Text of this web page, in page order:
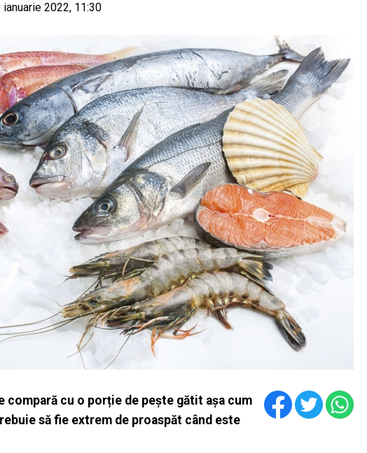
2022, 11:30
compară cu o porție de pește gătit așa cum
să fie extrem de proaspăt când este